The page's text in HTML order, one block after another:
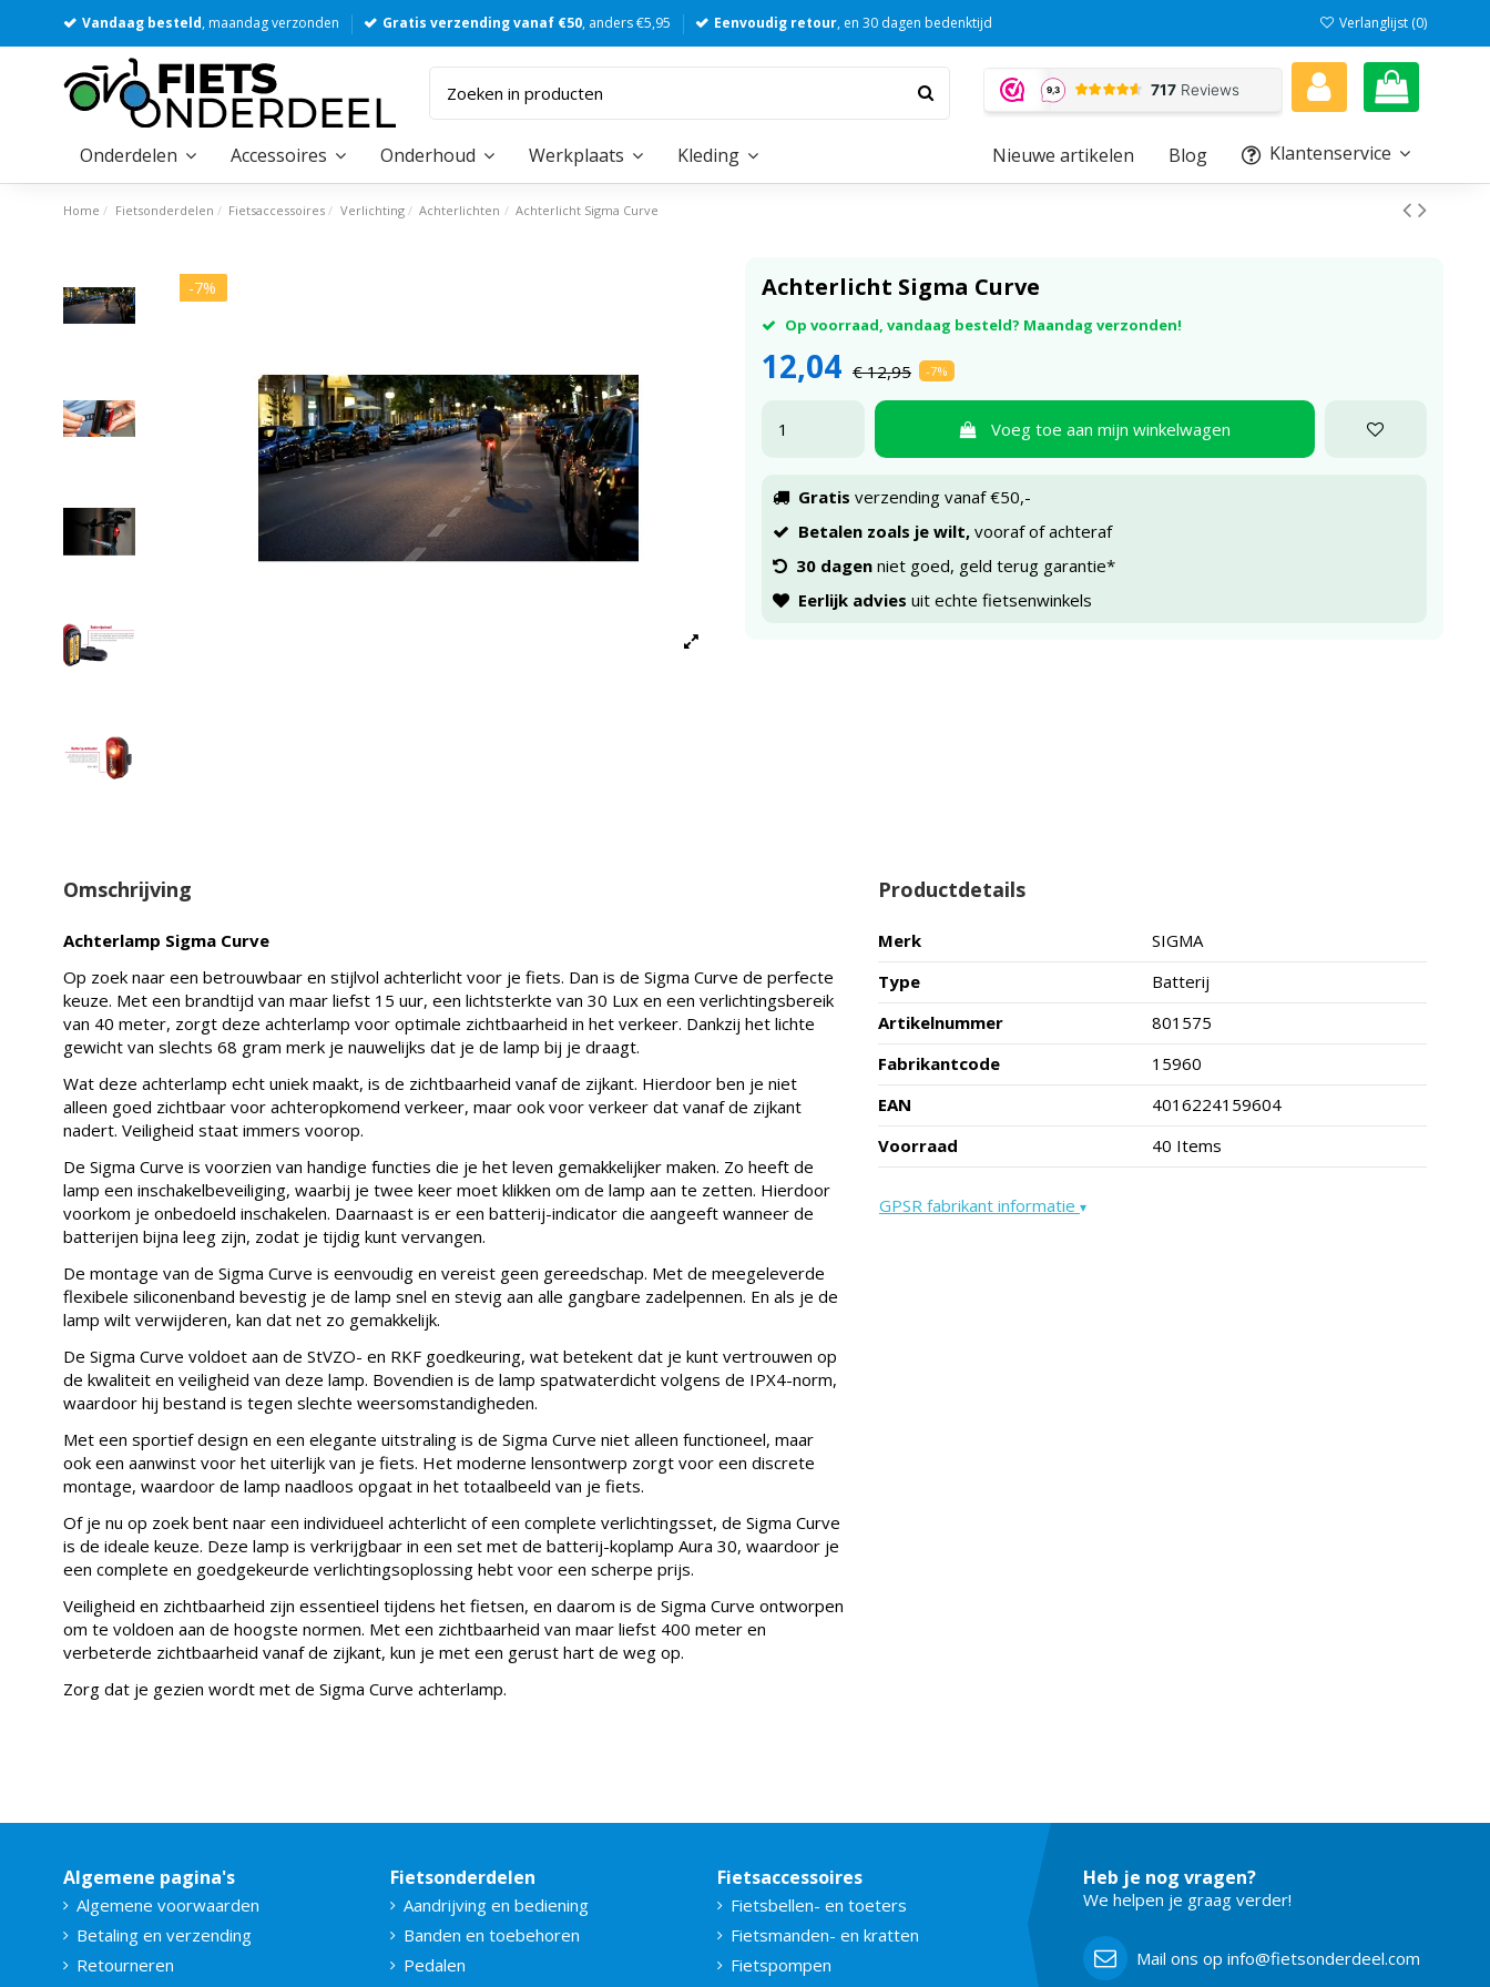
Vandaag besteld, maandag verzonden Gratis verzending vanaf €50, anders €5,95 Eenvoudig retour, en 30 dagen bedenktijd Verlanglijst (0)
Onderdelen Accessoires Onderhoud Werkplaats Kleding Klantenservice
Blog
Nieuwe artikelen
Home Fietsonderdelen Fietsaccessoires Verlichting Achterlichten Achterlicht Sigma Curve
-7% Achterlicht Sigma Curve
Op voorraad, vandaag besteld? Maandag verzonden!
12,04 € 12,95 -7%
Voeg toe aan mijn winkelwagen
Gratis verzending vanaf €50,-
Betalen zoals je wilt,vooraf of achteraf
30 dagenniet goed, geld terug garantie*
Eerlijk advies uit echte fietsenwinkels
Omschrijving
Achterlamp Sigma Curve
Op zoek naar een betrouwbaar en stijlvol achterlicht voor je fiets. Dan is de Sigma Curve de perfecte
keuze. Met een brandtijd van maar liefst 15 uur, een lichtsterkte van 30 Lux en een verlichtingsbereik
van 40 meter, zorgt deze achterlamp voor optimale zichtbaarheid in het verkeer. Dankzij het lichte
gewicht van slechts 68 gram merk je nauwelijks dat je de lamp bij je draagt.
Wat deze achterlamp echt uniek maakt, is de zichtbaarheid vanaf de zijkant. Hierdoor ben je niet
alleen goed zichtbaar voor achteropkomend verkeer, maar ook voor verkeer dat vanaf de zijkant
nadert. Veiligheid staat immers voorop.
De Sigma Curve is voorzien van handige functies die je het leven gemakkelijker maken. Zo heeft de
lamp een inschakelbeveiliging, waarbij je twee keer moet klikken om de lamp aan te zetten. Hierdoor
voorkom je onbedoeld inschakelen. Daarnaast is er een batterij-indicator die aangeeft wanneer de
batterijen bijna leeg zijn, zodat je tijdig kunt vervangen.
De montage van de Sigma Curve is eenvoudig en vereist geen gereedschap. Met de meegeleverde
flexibele siliconenband bevestig je de lamp snel en stevig aan alle gangbare zadelpennen. En als je de
lamp wilt verwijderen, kan dat net zo gemakkelijk.
De Sigma Curve voldoet aan de StVZO- en RKF goedkeuring, wat betekent dat je kunt vertrouwen op
de kwaliteit en veiligheid van deze lamp. Bovendien is de lamp spatwaterdicht volgens de IPX4-norm,
waardoor hij bestand is tegen slechte weersomstandigheden.
Met een sportief design en een elegante uitstraling is de Sigma Curve niet alleen functioneel, maar
ook een aanwinst voor het uiterlijk van je fiets. Het moderne lensontwerp zorgt voor een discrete
montage, waardoor de lamp naadloos opgaat in het totaalbeeld van je fiets.
Of je nu op zoek bent naar een individueel achterlicht of een complete verlichtingsset, de Sigma Curve
is de ideale keuze. Deze lamp is verkrijgbaar in een set met de batterij-koplamp Aura 30, waardoor je
een complete en goedgekeurde verlichtingsoplossing hebt voor een scherpe prijs.
Veiligheid en zichtbaarheid zijn essentieel tijdens het fietsen, en daarom is de Sigma Curve ontworpen
om te voldoen aan de hoogste normen. Met een zichtbaarheid van maar liefst 400 meter en
verbeterde zichtbaarheid vanaf de zijkant, kun je met een gerust hart de weg op.
Zorg dat je gezien wordt met de Sigma Curve achterlamp.
Productdetails
Merk
SIGMA
Type
Batterij
Artikelnummer
801575
Fabrikantcode
15960
EAN
4016224159604
Voorraad
40 Items
GPSR fabrikant informatie ▾
Algemene pagina's
Algemene voorwaarden
Betaling en verzending
Retourneren
Fietsonderdelen
Aandrijving en bediening
Banden en toebehoren
Pedalen
Fietsaccessoires
Fietsbellen- en toeters
Fietsmanden- en kratten
Fietspompen
Heb je nog vragen?
We helpen je graag verder!
Mail ons op info@fietsonderdeel.com